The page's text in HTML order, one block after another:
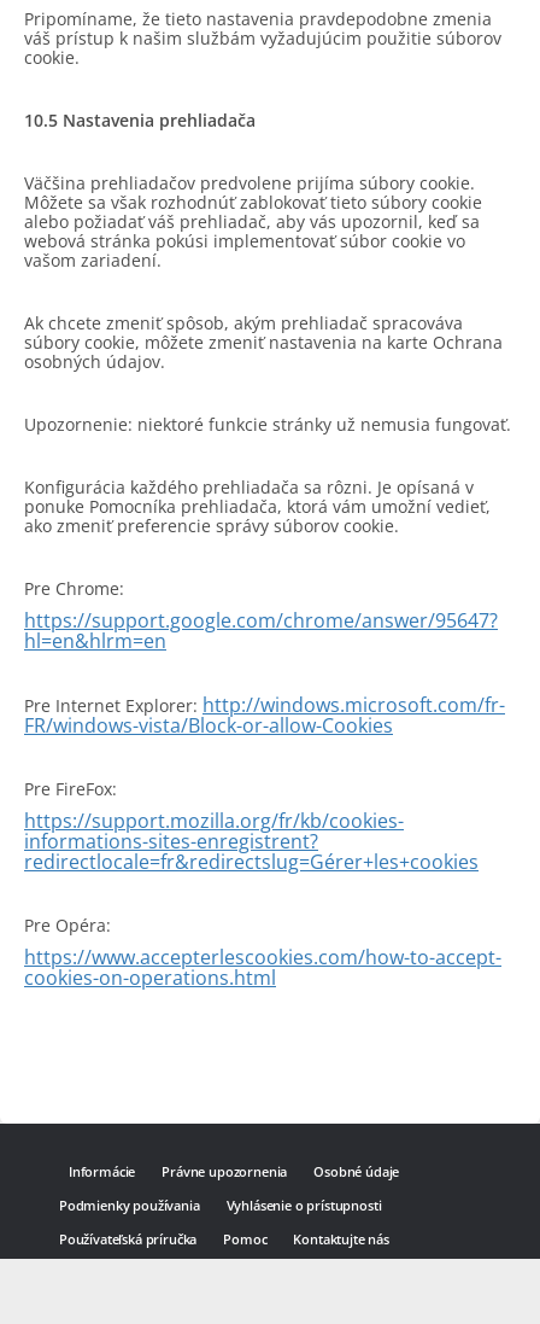
Pripomíname, že tieto nastavenia pravdepodobne zmenia
váš prístup k našim službám vyžadujúcim použitie súborov
cookie.
10.5 Nastavenia prehliadača
Väčšina prehliadačov predvolene prijíma súbory cookie.
Môžete sa však rozhodnúť zablokovať tieto súbory cookie
alebo požiadať váš prehliadač, aby vás upozornil, keď sa
webová stránka pokúsi implementovať súbor cookie vo
vašom zariadení.
Ak chcete zmeniť spôsob, akým prehliadač spracováva
súbory cookie, môžete zmeniť nastavenia na karte Ochrana
osobných údajov.
Upozornenie: niektoré funkcie stránky už nemusia fungovať.
Konfigurácia každého prehliadača sa rôzni. Je opísaná v
ponuke Pomocníka prehliadača, ktorá vám umožní vedieť,
ako zmeniť preferencie správy súborov cookie.
Pre Chrome:
https://support.google.com/chrome/answer/95647?
hl=en&hlrm=en
Pre Internet Explorer: http://windows.microsoft.com/fr-
FR/windows-vista/Block-or-allow-Cookies
Pre FireFox:
https://support.mozilla.org/fr/kb/cookies-
informations-sites-enregistrent?
redirectlocale=fr&redirectslug=Gérer+les+cookies
Pre Opéra:
https://www.accepterlescookies.com/how-to-accept-
cookies-on-operations.html
Informácie Právne upozornenia
Osobné údaje
Podmienky používania
Vyhlásenie o prístupnosti
Používateľská príručka
Pomoc Kontaktujte nás